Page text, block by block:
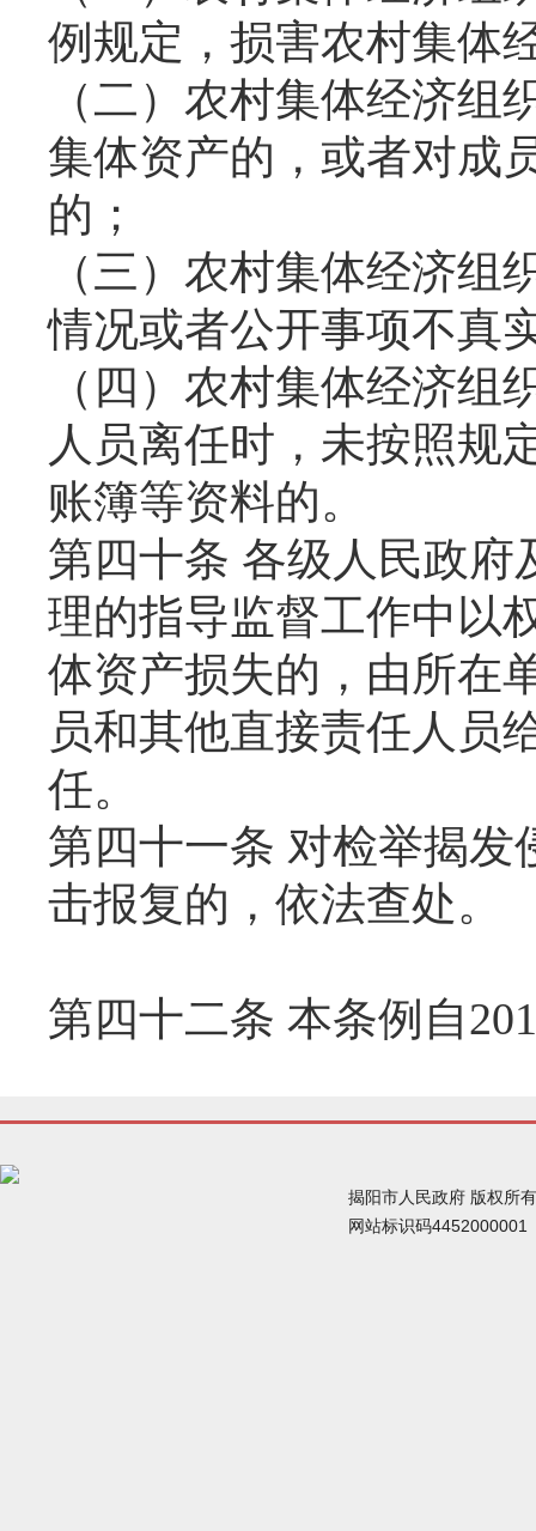
例规定，损害农村集体
（二）农村集体经济
集体资产的，或者对成
的；
（三）农村集体经济
情况或者公开事项不真
（四）农村集体经济
人员离任时，未按照规
账簿等资料的。
第四十条 各级人民政府
理的指导监督工作中以
体资产损失的，由所在
员和其他直接责任人员
任。
第四十一条 对检举揭发
击报复的，依法查处。
第四十二条 本条例自
揭阳市人民政府 版权所
网站标识码